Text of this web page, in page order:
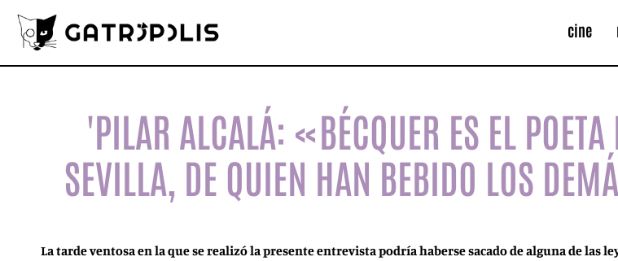
cine
'PILAR ALCALÁ: «BÉCQUER ES EL POETA
SEVILLA, DE QUIEN HAN BEBIDO LOS
La tarde ventosa en la que se realizó la presente entrevista podría haberse sacado de alguna de las